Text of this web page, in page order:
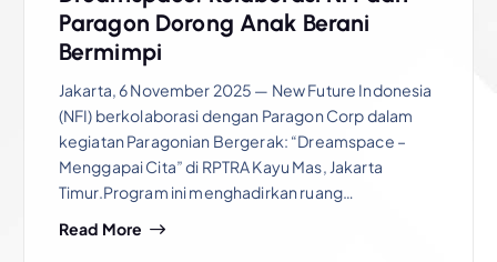
Paragon Dorong Anak Berani
Bermimpi
Jakarta, 6 November 2025 — New Future Indonesia
(NFI) berkolaborasi dengan Paragon Corp dalam
kegiatan Paragonian Bergerak: “Dreamspace –
Menggapai Cita” di RPTRA Kayu Mas, Jakarta
Timur.Program ini menghadirkan ruang…
Read More